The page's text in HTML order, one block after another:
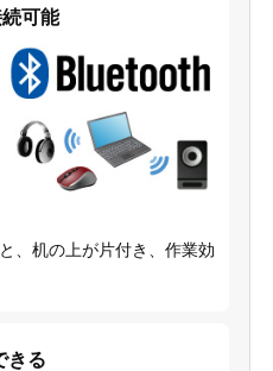
可能
、机の上が片付き、作業効
きる